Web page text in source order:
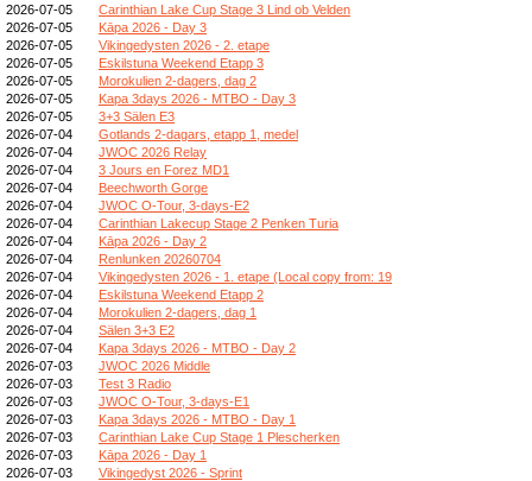
2026-07-05
Carinthian Lake Cup Stage 3 Lind ob Velden
2026-07-05
Kāpa 2026 - Day 3
2026-07-05
Vikingedysten 2026 - 2. etape
2026-07-05
Eskilstuna Weekend Etapp 3
2026-07-05
Morokulien 2-dagers, dag 2
2026-07-05
Kapa 3days 2026 - MTBO - Day 3
2026-07-05
3+3 Sälen E3
2026-07-04
Gotlands 2-dagars, etapp 1, medel
2026-07-04
JWOC 2026 Relay
2026-07-04
3 Jours en Forez MD1
2026-07-04
Beechworth Gorge
2026-07-04
JWOC O-Tour, 3-days-E2
2026-07-04
Carinthian Lakecup Stage 2 Penken Turia
2026-07-04
Kāpa 2026 - Day 2
2026-07-04
Renlunken 20260704
2026-07-04
Vikingedysten 2026 - 1. etape (Local copy from: 19
2026-07-04
Eskilstuna Weekend Etapp 2
2026-07-04
Morokulien 2-dagers, dag 1
2026-07-04
Sälen 3+3 E2
2026-07-04
Kapa 3days 2026 - MTBO - Day 2
2026-07-03
JWOC 2026 Middle
2026-07-03
Test 3 Radio
2026-07-03
JWOC O-Tour, 3-days-E1
2026-07-03
Kapa 3days 2026 - MTBO - Day 1
2026-07-03
Carinthian Lake Cup Stage 1 Plescherken
2026-07-03
Kāpa 2026 - Day 1
2026-07-03
Vikingedyst 2026 - Sprint